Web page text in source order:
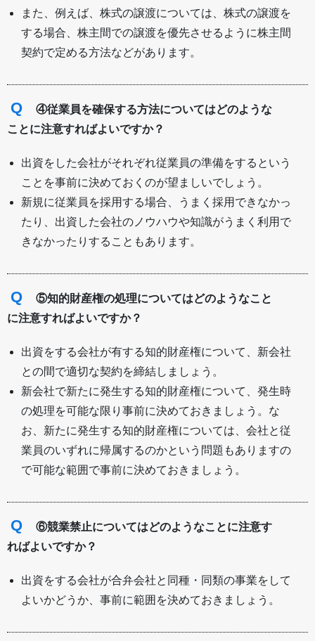
また、例えば、株式の譲渡については、株式の譲渡を
する場合、株主間での譲渡を優先させるように株主間
契約で定める方法などがあります。
Q
④従業員を確保する方法についてはどのような
ことに注意すればよいですか？
出資をした会社がそれぞれ従業員の準備をするという
ことを事前に決めておくのが望ましいでしょう。
新規に従業員を採用する場合、うまく採用できなかっ
たり、出資した会社のノウハウや知識がうまく利用で
きなかったりすることもあります。
Q
⑤知的財産権の処理についてはどのようなこと
に注意すればよいですか？
出資をする会社が有する知的財産権について、新会社
との間で適切な契約を締結しましょう。
新会社で新たに発生する知的財産権について、発生時
の処理を可能な限り事前に決めておきましょう。な
お、新たに発生する知的財産権については、会社と従
業員のいずれに帰属するのかという問題もありますの
で可能な範囲で事前に決めておきましょう。
Q
⑥競業禁止についてはどのようなことに注意す
ればよいですか？
出資をする会社が合弁会社と同種・同類の事業をして
よいかどうか、事前に範囲を決めておきましょう。